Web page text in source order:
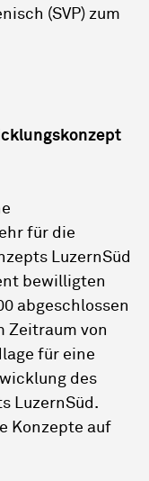
(SVP) zum
für die
LuzernSüd
bewilligten
abgeschlossen
Zeitraum von
für eine
des
LuzernSüd.
Konzepte auf